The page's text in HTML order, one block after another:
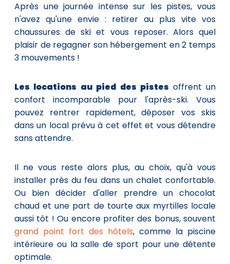
Après une journée intense sur les pistes, vous
n'avez qu'une envie : retirer au plus vite vos
chaussures de ski et vous reposer. Alors quel
plaisir de regagner son hébergement en 2 temps
3 mouvements !
Les locations au pied des pistes offrent un
confort incomparable pour l'après-ski. Vous
pouvez rentrer rapidement, déposer vos skis
dans un local prévu à cet effet et vous détendre
sans attendre.
Il ne vous reste alors plus, au choix, qu'à vous
installer près du feu dans un chalet confortable.
Ou bien décider d'aller prendre un chocolat
chaud et une part de tourte aux myrtilles locale
aussi tôt ! Ou encore profiter des bonus, souvent
grand point fort des hôtels, comme la piscine
intérieure ou la salle de sport pour une détente
optimale.